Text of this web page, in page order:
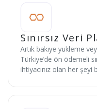
Sınırsız Veri
Artık bakiye yükleme
Türkiye’de ön ödemeli
ihtiyacınız olan her şeyi